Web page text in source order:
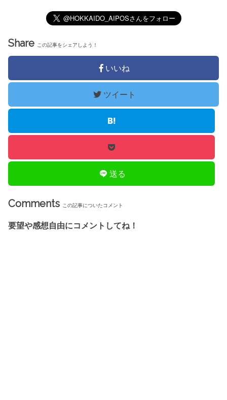
Share この記事をシェアしよう！
いいね
ツイート
送る
Comments この記事についたコメント
要望や感想自由にコメントしてね！